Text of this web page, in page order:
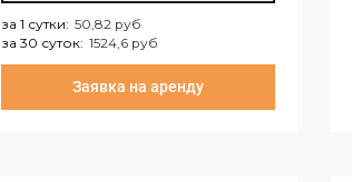
за 1 сутки: 50,82 руб
за 30 суток: 1524,6 руб
за 30 суток: 1524,6 руб
Заявка на аренду